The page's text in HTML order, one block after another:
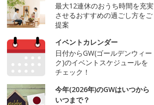
最大12連休のおうち時間を充実
させるおすすめの過ごし方をご
提案
イベントカレンダー
日付からGW(ゴールデンウィー
ク)のイベントスケジュールを
チェック！
今年(2026年)のGWはいつから
いつまで？